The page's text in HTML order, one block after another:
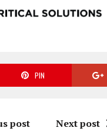
PIN
post Next post